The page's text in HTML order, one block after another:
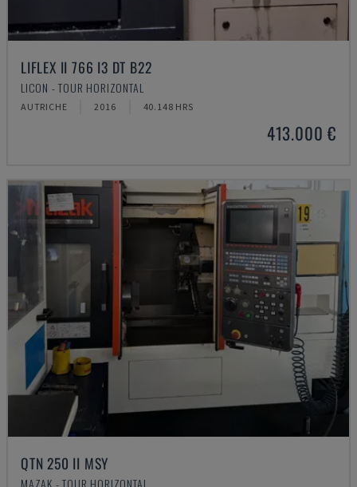
LIFLEX II 766 I3 DT B22
LICON - TOUR HORIZONTAL
AUTRICHE 2016 40.148 HRS
413.000 €
QTN 250 II MSY
MAZAK - TOUR HORIZONTAL